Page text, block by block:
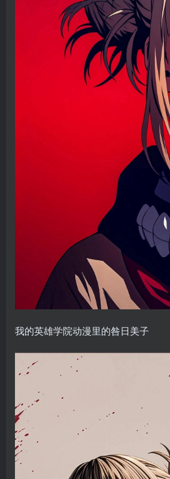
我的英雄学院动漫里的咎日美子